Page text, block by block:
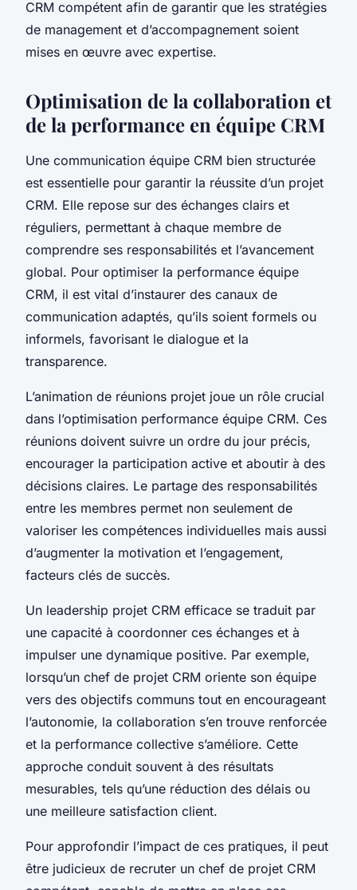
CRM compétent afin de garantir que les stratégies
de management et d’accompagnement soient
mises en œuvre avec expertise.
Optimisation de la collaboration et
de la performance en équipe CRM
Une communication équipe CRM bien structurée
est essentielle pour garantir la réussite d’un projet
CRM. Elle repose sur des échanges clairs et
réguliers, permettant à chaque membre de
comprendre ses responsabilités et l’avancement
global. Pour optimiser la performance équipe
CRM, il est vital d’instaurer des canaux de
communication adaptés, qu’ils soient formels ou
informels, favorisant le dialogue et la
transparence.
L’animation de réunions projet joue un rôle crucial
dans l’optimisation performance équipe CRM. Ces
réunions doivent suivre un ordre du jour précis,
encourager la participation active et aboutir à des
décisions claires. Le partage des responsabilités
entre les membres permet non seulement de
valoriser les compétences individuelles mais aussi
d’augmenter la motivation et l’engagement,
facteurs clés de succès.
Un leadership projet CRM efficace se traduit par
une capacité à coordonner ces échanges et à
impulser une dynamique positive. Par exemple,
lorsqu’un chef de projet CRM oriente son équipe
vers des objectifs communs tout en encourageant
l’autonomie, la collaboration s’en trouve renforcée
et la performance collective s’améliore. Cette
approche conduit souvent à des résultats
mesurables, tels qu’une réduction des délais ou
une meilleure satisfaction client.
Pour approfondir l’impact de ces pratiques, il peut
être judicieux de recruter un chef de projet CRM